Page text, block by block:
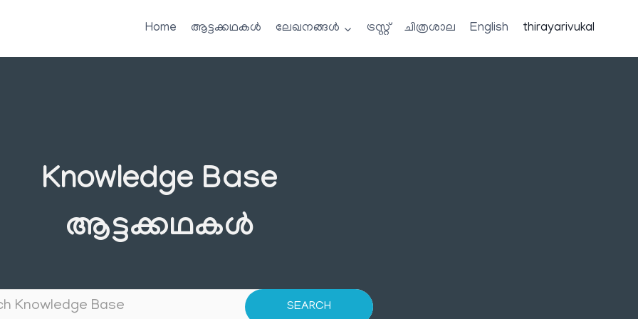
Home ആട്ടക്കഥകൾ ലേഖനങ്ങൾ ട്രസ്റ്റ് ചിത്രശാല English thirayarivukal
Knowledge Base
ആട്ടക്കഥകൾ